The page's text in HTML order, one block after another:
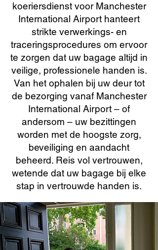
koeriersdienst voor Manchester
International Airport hanteert
strikte verwerkings- en
traceringsprocedures om ervoor
te zorgen dat uw bagage altijd in
veilige, professionele handen is.
Van het ophalen bij uw deur tot
de bezorging vanaf Manchester
International Airport – of
andersom – uw bezittingen
worden met de hoogste zorg,
beveiliging en aandacht
beheerd. Reis vol vertrouwen,
wetende dat uw bagage bij elke
stap in vertrouwde handen is.